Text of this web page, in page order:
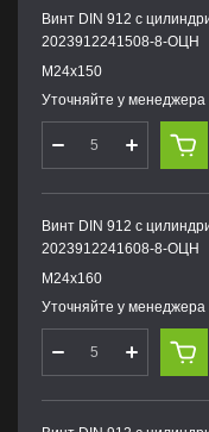
Винт DIN 912 с
2023912241508-8-ОЦН
М24х150
Уточняйте у менеджера
Винт DIN 912 с
2023912241608-8-ОЦН
М24х160
Уточняйте у менеджера